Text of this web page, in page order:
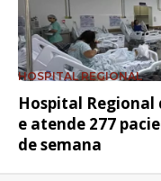
HOSPITAL REGIONAL
Hospital Regional
e atende 277
de semana